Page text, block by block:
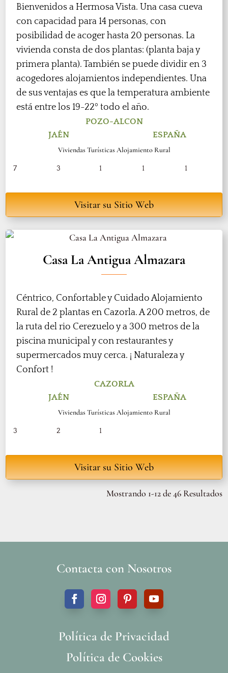
Bienvenidos a Hermosa Vista. Una casa cueva
con capacidad para 14 personas, con
posibilidad de acoger hasta 20 personas. La
vivienda consta de dos plantas: (planta baja y
primera planta). También se puede dividir en 3
acogedores alojamientos independientes. Una
de sus ventajas es que la temperatura ambiente
está entre los 19-22º todo el año.
POZO-ALCON
JAÉN
ESPAÑA
Viviendas Turísticas Alojamiento Rural
7 3 1 1 1
Visitar su Sitio Web
Casa La Antigua Almazara
Céntrico, Confortable y Cuidado Alojamiento
Rural de 2 plantas en Cazorla. A 200 metros, de
la ruta del rio Cerezuelo y a 300 metros de la
piscina municipal y con restaurantes y
supermercados muy cerca. ¡ Naturaleza y
Confort !
CAZORLA
JAÉN
ESPAÑA
Viviendas Turísticas Alojamiento Rural
3 2 1
Visitar su Sitio Web
Mostrando 1-12 de 46 Resultados
Contacta con Nosotros
Política de Privacidad
Política de Cookies